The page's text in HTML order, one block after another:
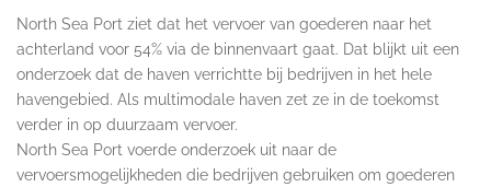
North Sea Port ziet dat het vervoer van goederen naar het
achterland voor 54% via de binnenvaart gaat. Dat blijkt uit een
onderzoek dat de haven verrichtte bij bedrijven in het hele
havengebied. Als multimodale haven zet ze in de toekomst
verder in op duurzaam vervoer.
North Sea Port voerde onderzoek uit naar de
vervoersmogelijkheden die bedrijven gebruiken om goederen